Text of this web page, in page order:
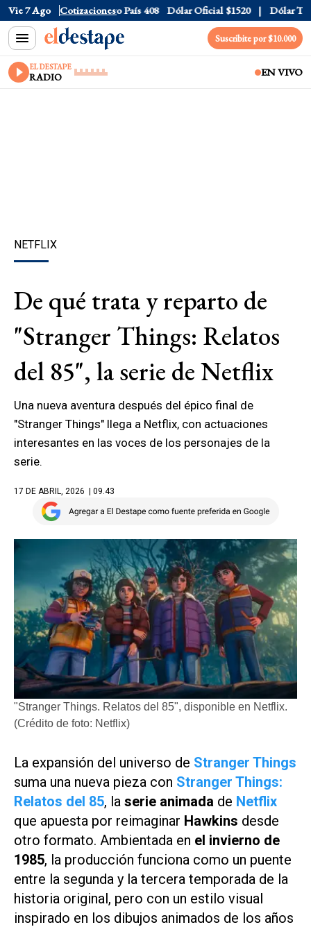
Vie 7 Ago Cotizaciones
$1688.03 Riesgo País 408 Dólar Oficial $1520 Dólar Tarjeta
Suscribite por $10.000
EL DESTAPE
RADIO EN VIVO
NETFLIX
De qué trata y reparto de
"Stranger Things: Relatos
del 85", la serie de Netflix
Una nueva aventura después del épico final de
"Stranger Things" llega a Netflix, con actuaciones
interesantes en las voces de los personajes de la
serie.
17 DE ABRIL, 2026 | 09.43
"Stranger Things. Relatos del 85", disponible en Netflix.
(Crédito de foto: Netflix)
La expansión del universo de Stranger Things
suma una nueva pieza con Stranger Things:
Relatos del 85, la serie animada de Netflix
que apuesta por reimaginar Hawkins desde
otro formato. Ambientada en el invierno de
1985, la producción funciona como un puente
entre la segunda y la tercera temporada de la
historia original, pero con un estilo visual
inspirado en los dibujos animados de los años